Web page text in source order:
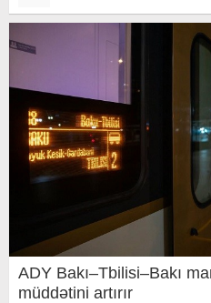
ADY Bakı–Tbilisi–Bakı
müddətini artırır